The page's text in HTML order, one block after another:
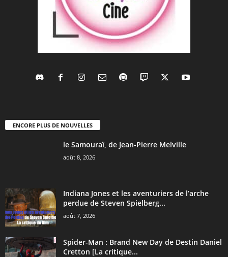
ENCORE PLUS DE NOUVELLES
le Samouraï, de Jean-Pierre Melville
août 8, 2026
Indiana Jones et les aventuriers de l’arche
perdue de Steven Spielberg...
août 7, 2026
Spider-Man : Brand New Day de Destin Daniel
Cretton [La critique...